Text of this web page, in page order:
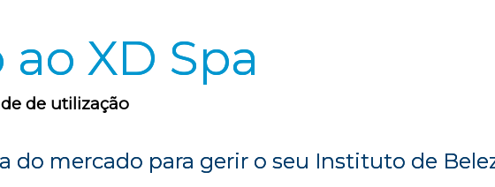
XD Spa
de utilização
do mercado para gerir o seu Instituto de